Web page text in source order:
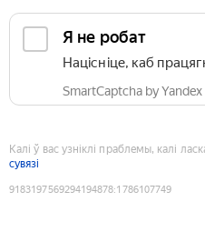
Я не робат
Націсніце, каб
SmartCaptcha by
Калі ў вас узніклі праблемы, калі
сувязі
9183197569294194878:1786107749